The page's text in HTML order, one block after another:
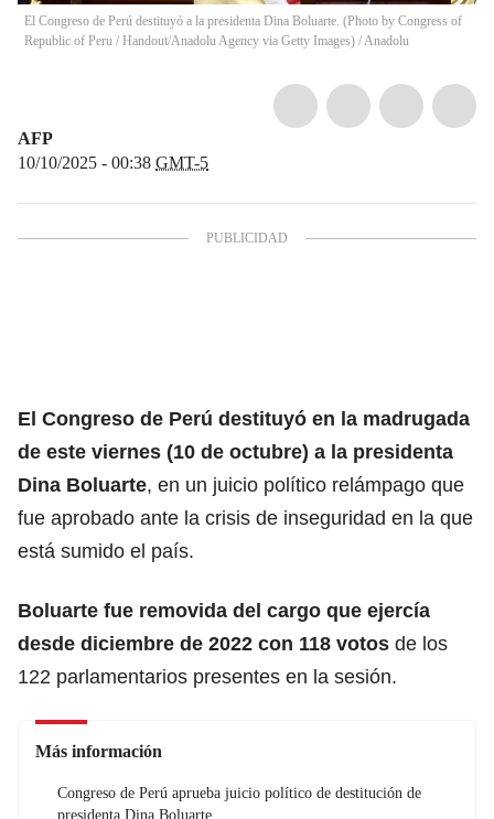
El Congreso de Perú destituyó a la presidenta Dina Boluarte. (Photo by Congress of
Republic of Peru / Handout/Anadolu Agency via Getty Images) /Anadolu
AFP
10/10/2025 - 00:38 GMT-5
El Congreso de Perú destituyó en la madrugada
de este viernes (10 de octubre) a la presidenta
Dina Boluarte, en un juicio político relámpago que
fue aprobado ante la crisis de inseguridad en la que
está sumido el país.
Boluarte fue removida del cargo que ejercía
desde diciembre de 2022 con 118 votos de los
122 parlamentarios presentes en la sesión.
Más información
Congreso de Perú aprueba juicio político de destitución de
presidenta Dina Boluarte